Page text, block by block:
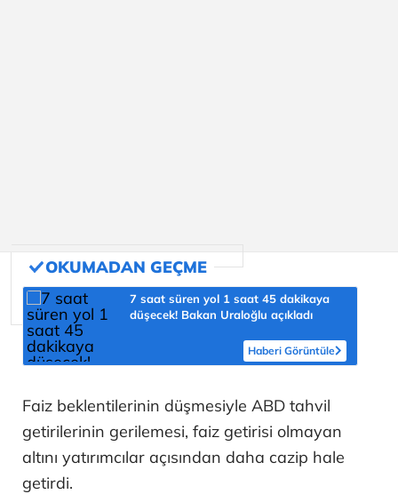
7 saat süren yol 1 saat 45 dakikaya
düşecek! Bakan Uraloğlu açıkladı
Haberi Görüntüle
Faiz beklentilerinin düşmesiyle ABD tahvil
getirilerinin gerilemesi, faiz getirisi olmayan
altını yatırımcılar açısından daha cazip hale
getirdi.